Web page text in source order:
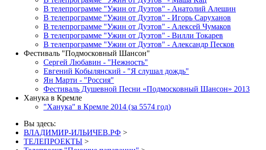
В телепрограмме "Ужин от Дуэтов" - Анатолий Алешин
В телепрограмме "Ужин от Дуэтов" - Игорь Саруханов
В телепрограмме "Ужин от Дуэтов" - Алексей Чумаков
В телепрограмме "Ужин от Дуэтов" - Вилли Токарев
В телепрограмме "Ужин от Дуэтов" - Александр Песков
Фестиваль "Подмосковный Шансон"
Сергей Любавин - "Нежность"
Евгений Кобылянский - "Я слушал дождь"
Ян Марти - "Россия"
Фестиваль Душевной Песни «Подмосковный Шансон» 2013
Ханука в Кремле
"Ханука" в Кремле 2014 (за 5574 год)
Вы здесь:
ВЛАДИМИР-ИЛЬИЧЕВ.РФ >
ТЕЛЕПРОЕКТЫ >